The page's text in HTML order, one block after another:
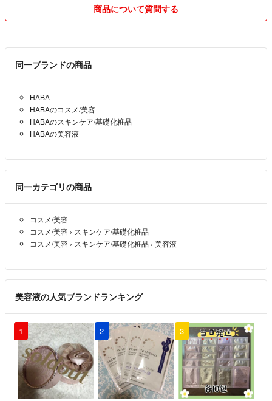
お読みいただき有り難うございました。宜しければどうぞ宜しくお願い
商品について質問する
同一ブランドの商品
HABA
HABAのコスメ/美容
HABAのスキンケア/基礎化粧品
HABAの美容液
同一カテゴリの商品
コスメ/美容
コスメ/美容 › スキンケア/基礎化粧品
コスメ/美容 › スキンケア/基礎化粧品 › 美容液
美容液の人気ブランドランキング
1 2 3